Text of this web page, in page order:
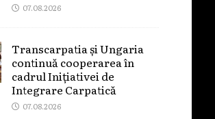
07.08.2026
Transcarpatia și Ungaria
continuă cooperarea în
cadrul Inițiativei de
Integrare Carpatică
07.08.2026